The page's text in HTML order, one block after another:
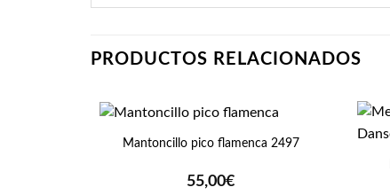
PRODUCTOS RELACIONADOS
+
Mantoncillo pico flamenca 2497
55,00€